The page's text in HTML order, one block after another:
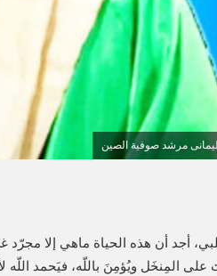
مرشد صوفية الصين
أجد أن هذه الحياة ماهي إلا مجرّد
على المِنخَل ويُؤمِنَ باللّه، فيَحمد